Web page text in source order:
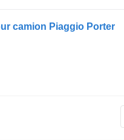
camion Piaggio Porter